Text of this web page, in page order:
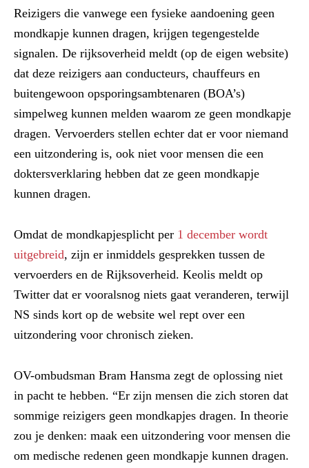
Reizigers die vanwege een fysieke aandoening geen
mondkapje kunnen dragen, krijgen tegengestelde
signalen. De rijksoverheid meldt (op de eigen website)
dat deze reizigers aan conducteurs, chauffeurs en
buitengewoon opsporingsambtenaren (BOA’s)
simpelweg kunnen melden waarom ze geen mondkapje
dragen. Vervoerders stellen echter dat er voor niemand
een uitzondering is, ook niet voor mensen die een
doktersverklaring hebben dat ze geen mondkapje
kunnen dragen.
Omdat de mondkapjesplicht per 1 december wordt
uitgebreid, zijn er inmiddels gesprekken tussen de
vervoerders en de Rijksoverheid. Keolis meldt op
Twitter dat er vooralsnog niets gaat veranderen, terwijl
NS sinds kort op de website wel rept over een
uitzondering voor chronisch zieken.
OV-ombudsman Bram Hansma zegt de oplossing niet
in pacht te hebben. “Er zijn mensen die zich storen dat
sommige reizigers geen mondkapjes dragen. In theorie
zou je denken: maak een uitzondering voor mensen die
om medische redenen geen mondkapje kunnen dragen.